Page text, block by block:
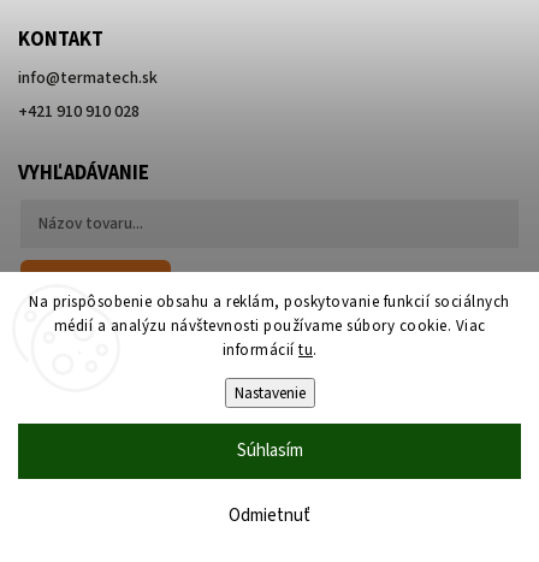
Na prispôsobenie obsahu a reklám, poskytovanie funkcií sociálnych
médií a analýzu návštevnosti používame súbory cookie. Viac
informáciítu.
Nastavenie
Odmietnuť
Súhlasím
KONTAKT
info@termatech.sk
+421 910 910 028
VYHĽADÁVANIE
Termatech.sk. Všetky práva vyhradené.
Upraviť nastavenie cookies
Shoptet| Design